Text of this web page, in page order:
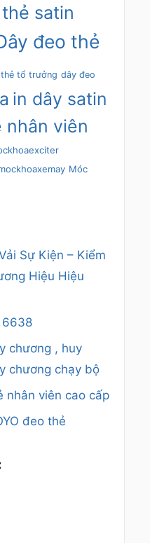
satin
đeo thẻ
tổ trưởng dây đeo
in dây satin
nhân viên
Móc
Sự Kiện – Kiểm
Hiệu Hiệu
6638
chương , huy
chương chạy bộ
nhân viên cao cấp
đeo thẻ